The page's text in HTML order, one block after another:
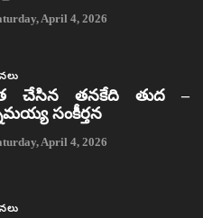
April 4, 2026
చేసిన తనకేది తుద –
సంకీర్తన
April 4, 2026